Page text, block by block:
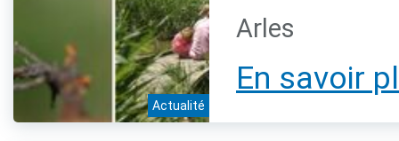
Actualité
Arles
En savoir